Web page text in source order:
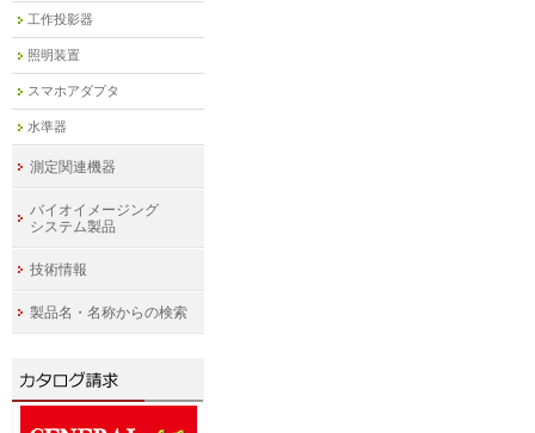
工作投影器
照明装置
スマホアダプタ
水準器
測定関連機器
バイオイメージング
システム製品
技術情報
製品名・名称からの検索